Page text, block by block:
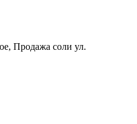
Продажа соли ул.